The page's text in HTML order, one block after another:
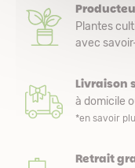
Plantes
avec
Livraison
à domicile
*en savoir
Retrait